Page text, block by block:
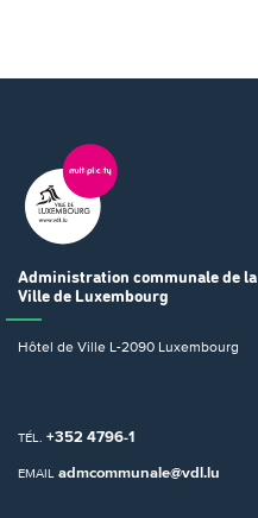
Administration communale de la
Ville de Luxembourg
Hôtel de Ville L-2090 Luxembourg
TÉL. +352 4796-1
EMAIL admcommunale@vdl.lu